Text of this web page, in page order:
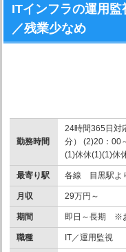
ITインフラの運用
／残業少なめ
勤務時間
24時間365日対
分） (2)20：00
(1)休休(1)(1)休
最寄り駅 各線 目黒駅よ
月収 29万円～
期間 即日～長期 ※
職種 IT／運用監視